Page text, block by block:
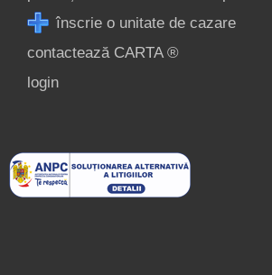
înscrie o unitate de cazare
contactează CARTA ®
login